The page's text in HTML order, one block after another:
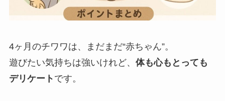
4ヶ月のチワワは、まだまだ“赤ちゃん”。
遊びたい気持ちは強いけれど、 体も心もとっても
デリケート です。